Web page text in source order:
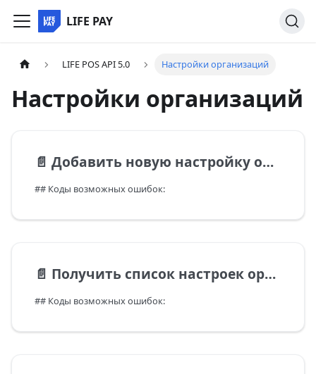
LIFE PAY
LIFE POS API 5.0 Настройки организаций
Настройки организаций
📄️ Добавить новую настройку организации
## Коды возможных ошибок:
📄️ Получить список настроек организации
## Коды возможных ошибок: